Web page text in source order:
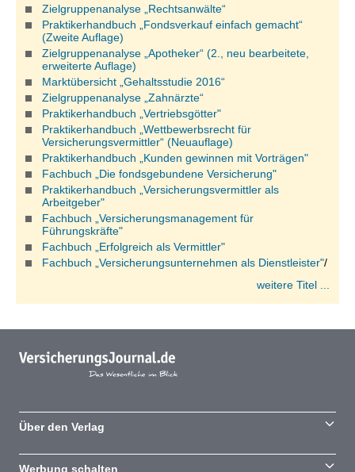
Zielgruppenanalyse „Rechtsanwälte“
Praktikerhandbuch „Fondsverkauf einfach gemacht“
(Zweite Auflage)
Zielgruppenanalyse „Apotheker“ (2., neu bearbeitete,
erweiterte Auflage)
Marktübersicht „Gehaltsstudie 2016“
Zielgruppenanalyse „Zahnärzte“
Praktikerhandbuch „Vertriebsgötter"
Praktikerhandbuch „Wettbewerbsrecht für
Versicherungsvermittler“ (Neuauflage)
Praktikerhandbuch „Kunden gewinnen mit Vorträgen"
Fachbuch „Die fondsgebundene Versicherung"
Praktikerhandbuch „Versicherungsvermittler als
Arbeitgeber"
Fachbuch „Versicherungsmanagement für
Führungskräfte"
Fachbuch „Erfolgreich als Vermittler"
Fachbuch „Versicherungsunternehmen als Dienstleister"/
weitere Titel ...
Über den Verlag
Werbung schalten